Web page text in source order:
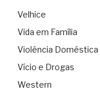
Velhice
Vida em Família
Violência Doméstica
Vício e Drogas
Western